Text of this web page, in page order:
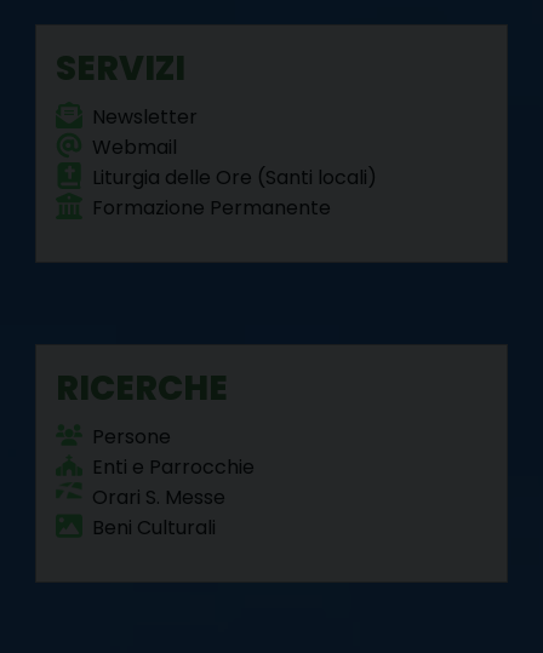
SERVIZI
Newsletter
Webmail
Liturgia delle Ore (Santi locali)
Formazione Permanente
RICERCHE
Persone
Enti e Parrocchie
Orari S. Messe
Beni Culturali